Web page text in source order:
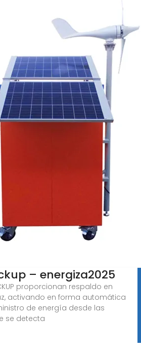
– energiza2025
proporcionan respaldo en
activando en forma automática
de energía desde las
se detecta